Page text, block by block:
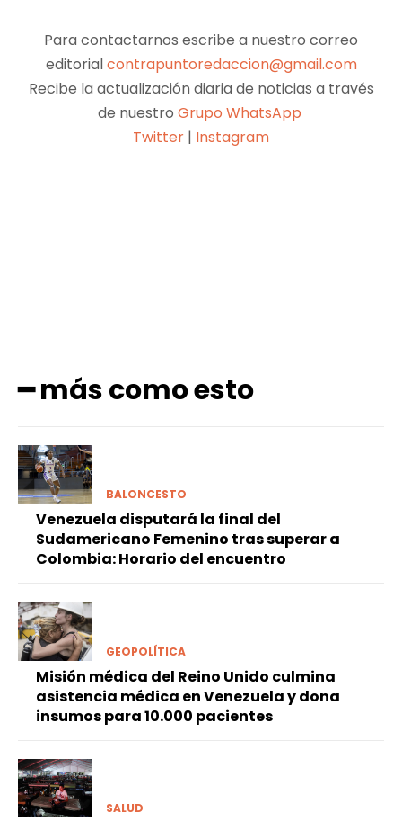
Para contactarnos escribe a nuestro correo
editorialcontrapuntoredaccion@gmail.com
Recibe la actualización diaria de noticias a través
de nuestro Grupo WhatsApp
Twitter | Instagram
━ más como esto
BALONCESTO
Venezuela disputará la final del
Sudamericano Femenino tras superar a
Colombia: Horario del encuentro
GEOPOLÍTICA
Misión médica del Reino Unido culmina
asistencia médica en Venezuela y dona
insumos para 10.000 pacientes
SALUD